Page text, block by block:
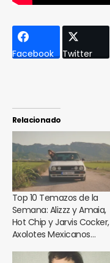
Facebook Twitter
Relacionado
Top 10 Temazos de la
Semana: Alizzz y Amaia,
Hot Chip y Jarvis Cocker,
Axolotes Mexicanos…